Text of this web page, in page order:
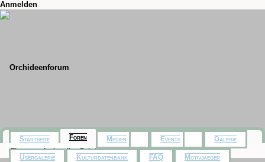
Anmelden
Startseite Foren
Themen mit aktuellen Beiträgen
Medien Events Galerie
Usergalerie Kulturdatenbank FAQ Motivjaeger